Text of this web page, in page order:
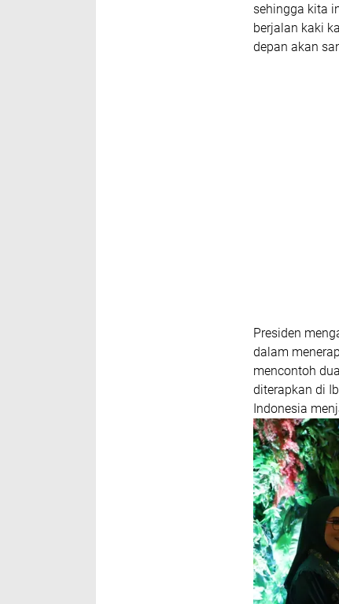
sehingga kita
berjalan kaki
depan akan
Presiden
dalam
mencontoh
diterapkan di
Indonesia